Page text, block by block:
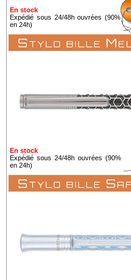
En stock
Expédié sous 24/48h ouvrées (90%
en 24h)
Stylo bille
En stock
Expédié sous 24/48h ouvrées (90%
en 24h)
Stylo bille